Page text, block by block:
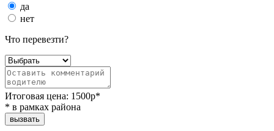
да
нет
Что перевезти?
Итоговая цена: 1500р*
* в рамках района
вызвать